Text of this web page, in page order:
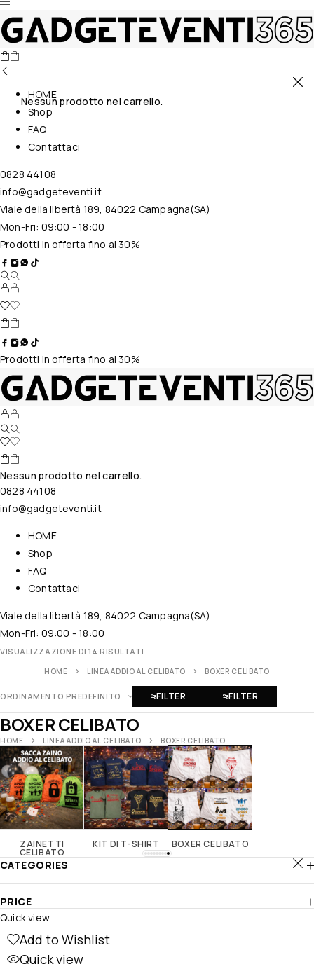
Nessun prodotto nel carrello.
HOME
Shop
FAQ
Contattaci
0828 44108
info@gadgeteventi.it
Viale della libertà 189, 84022 Campagna(SA)
Mon-Fri: 09:00 - 18:00
Prodotti in offerta fino al 30%
Prodotti in offerta fino al 30%
Nessun prodotto nel carrello.
0828 44108
info@gadgeteventi.it
HOME
Shop
FAQ
Contattaci
Viale della libertà 189, 84022 Campagna(SA)
Mon-Fri: 09:00 - 18:00
VISUALIZZAZIONE DI 14 RISULTATI
HOME LINEA ADDIO AL CELIBATO BOXER CELIBATO
ORDINAMENTO PREDEFINITO FILTER FILTER
BOXER CELIBATO
HOME LINEA ADDIO AL CELIBATO BOXER CELIBATO
ZAINETTI
CELIBATO
KIT DI T-SHIRT BOXER CELIBATO
CATEGORIES
PRICE
Add to Wishlist
Quick view
Quick view